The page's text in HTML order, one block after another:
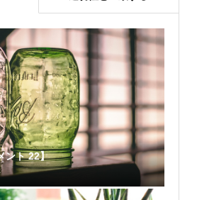
ント 22】